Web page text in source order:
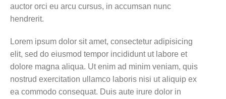
auctor orci eu arcu cursus, in accumsan nunc
hendrerit.
Lorem ipsum dolor sit amet, consectetur adipisicing
elit, sed do eiusmod tempor incididunt ut labore et
dolore magna aliqua. Ut enim ad minim veniam, quis
nostrud exercitation ullamco laboris nisi ut aliquip ex
ea commodo consequat. Duis aute irure dolor in